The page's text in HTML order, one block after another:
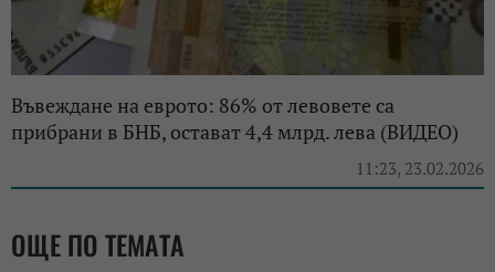
Въвеждане на еврото: 86% от левовете са
прибрани в БНБ, остават 4,4 млрд. лева (ВИДЕО)
11:23, 23.02.2026
ОЩЕ ПО ТЕМАТА